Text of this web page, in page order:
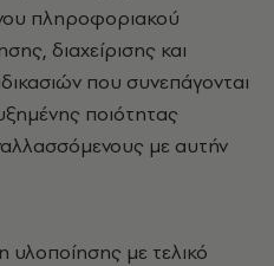
πληροφοριακού
διαχείρισης και
που συνεπάγονται
ποιότητας
με αυτήν
υλοποίησης με τελικό